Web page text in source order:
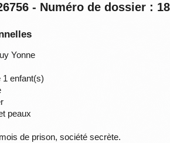
- Numéro de dossier :
Yonne
1 enfant(s)
peaux
de prison, société secrète.